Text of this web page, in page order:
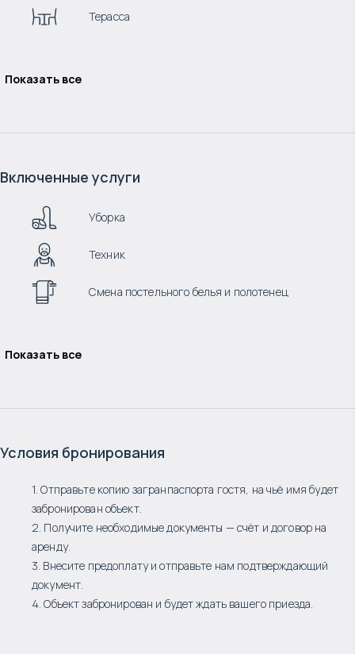
Терасса
Показать все
Включенные услуги
Уборка
Техник
Смена постельного белья и полотенец
Показать все
Условия бронирования
1. Отправьте копию загранпаспорта гостя, на чьё имя будет
забронирован объект.
2. Получите необходимые документы — счёт и договор на
аренду.
3. Внесите предоплату и отправьте нам подтверждающий
документ.
4. Объект забронирован и будет ждать вашего приезда.